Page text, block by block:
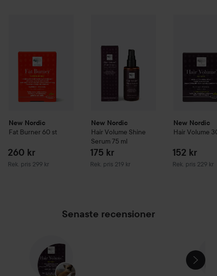
New Nordic
Fat Burner 60 st
260 kr
Rek. pris 299 kr
Rekommenderat pris 299 kr
New Nordic
Hair Volume Shine
Serum75 ml
175 kr
Rek. pris 219 kr
Rekommenderat pris 219 kr
New Nordic
Hair Volume
152 kr
Rek. pris 229 kr
Senaste recensioner
HOPPA ÖVER SEKTIONEN